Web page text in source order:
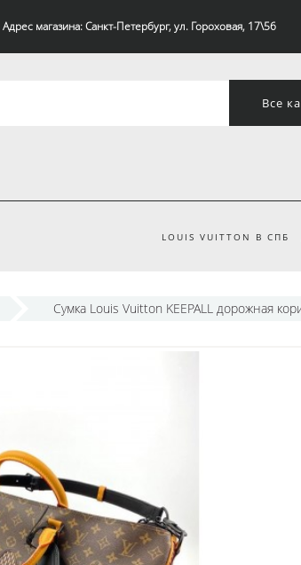
Адрес магазина: Санкт-Петербург, ул. Гороховая, 17\56
Все
LOUIS VUITTON В СПБ
Сумка Louis Vuitton KEEPALL дорожная